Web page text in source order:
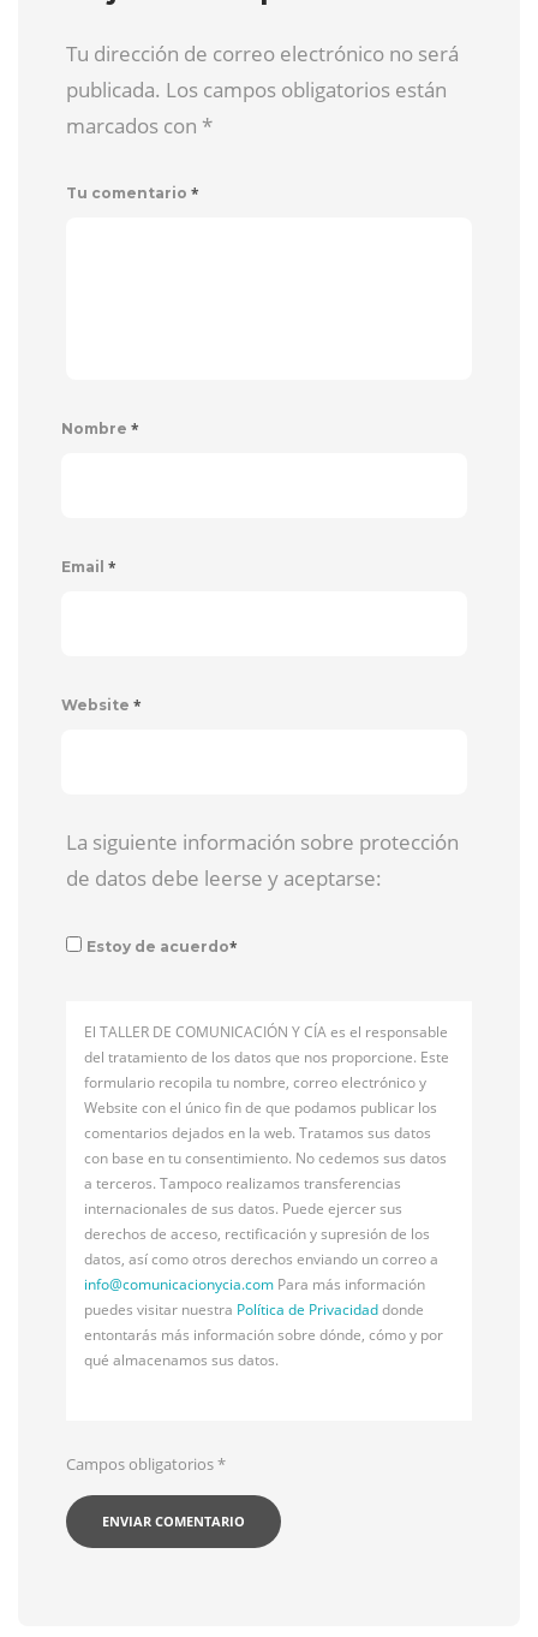
Tu dirección de correo electrónico no será
publicada. Los campos obligatorios están
marcados con *
Tu comentario *
Nombre *
Email *
Website *
La siguiente información sobre protección
de datos debe leerse y aceptarse:
Estoy de acuerdo*
El TALLER DE COMUNICACIÓN Y CÍA es el responsable
del tratamiento de los datos que nos proporcione. Este
formulario recopila tu nombre, correo electrónico y
Website con el único fin de que podamos publicar los
comentarios dejados en la web. Tratamos sus datos
con base en tu consentimiento. No cedemos sus datos
a terceros. Tampoco realizamos transferencias
internacionales de sus datos. Puede ejercer sus
derechos de acceso, rectificación y supresión de los
datos, así como otros derechos enviando un correo a
info@comunicacionycia.com Para más información
puedes visitar nuestra Política de Privacidaddonde
entontarás más información sobre dónde, cómo y por
qué almacenamos sus datos.
Campos obligatorios*